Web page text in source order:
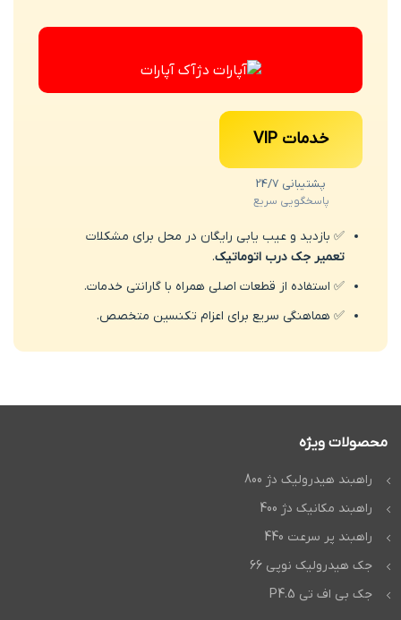
آپارات
خدمات VIP
پشتیبانی 24/7
پاسخگویی سریع
✅ بازدید و عیب یابی رایگان در محل برای مشکلات
تعمیر جک درب اتوماتیک.
✅ استفاده از قطعات اصلی همراه با گارانتی خدمات.
✅ هماهنگی سریع برای اعزام تکنسین متخصص.
محصولات ویژه
راهبند هیدرولیک دژ 800
راهبند مکانیک دژ 400
راهبند پر سرعت 440
جک هیدرولیک نوپی 66
جک بی اف تی P4.5